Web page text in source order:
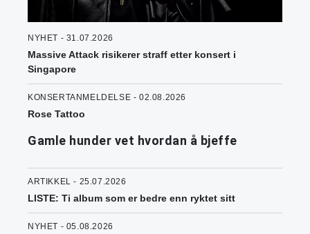
NYHET - 31.07.2026
Massive Attack risikerer straff etter konsert i
Singapore
KONSERTANMELDELSE - 02.08.2026
Rose Tattoo
Gamle hunder vet hvordan å bjeffe
ARTIKKEL - 25.07.2026
LISTE: Ti album som er bedre enn ryktet sitt
NYHET - 05.08.2026